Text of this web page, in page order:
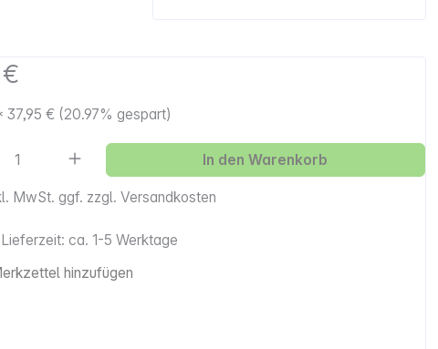
37,95 € (20.97% gespart)
MwSt. ggf. zzgl. Versandkosten
ca. 1-5 Werktage
Anzahl: Gib den gewünschten Wert ein
In den Warenkorb
hinzufügen